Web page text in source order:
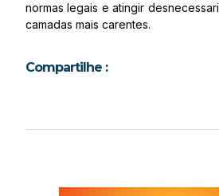
normas legais e atingir
camadas mais carentes.
Compartilhe :